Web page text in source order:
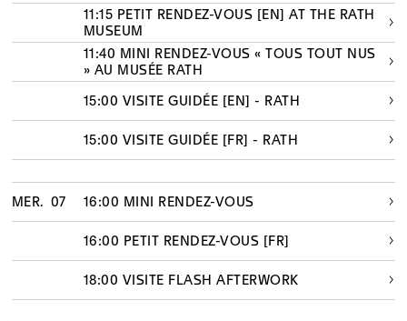
11:15 PETIT RENDEZ-VOUS [EN] AT THE RATH
MUSEUM
11:40 MINI RENDEZ-VOUS « TOUS TOUT NUS
» AU MUSÉE RATH
15:00 VISITE GUIDÉE [EN] - RATH
15:00 VISITE GUIDÉE [FR] - RATH
MER. 07 16:00 MINI RENDEZ-VOUS
16:00 PETIT RENDEZ-VOUS [FR]
18:00 VISITE FLASH AFTERWORK